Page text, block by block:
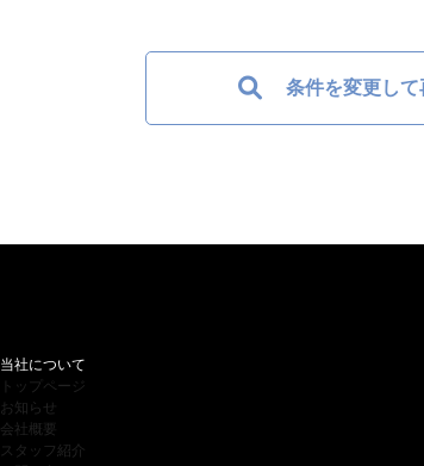
条件を変更して
当社について
トップページ
お知らせ
会社概要
スタッフ紹介